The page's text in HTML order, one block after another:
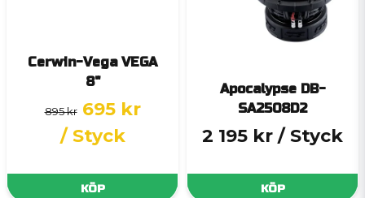
Cerwin-Vega VEGA
8"
895 kr 695 kr
/ Styck
KÖP
Apocalypse DB-
SA2508D2
2 195 kr / Styck
KÖP